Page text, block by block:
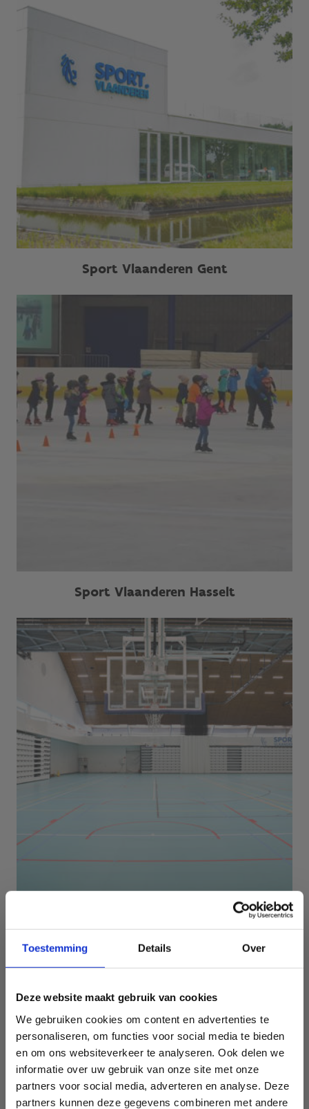
Toestemming Details Over
Deze website maakt gebruik van cookies
We gebruiken cookies om content en advertenties te
personaliseren, om functies voor social media te bieden
en om ons websiteverkeer te analyseren. Ook delen we
informatie over uw gebruik van onze site met onze
partners voor social media, adverteren en analyse. Deze
partners kunnen deze gegevens combineren met andere
Sport Vlaanderen Gent
Sport Vlaanderen Hasselt
Sport Vlaanderen Herentals